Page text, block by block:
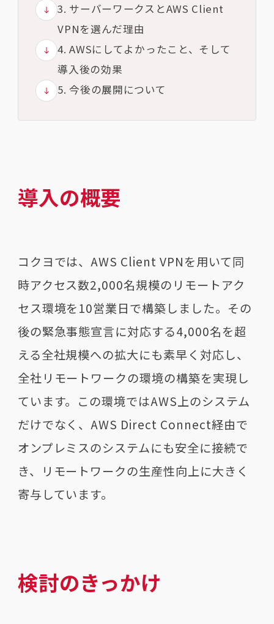
3. サーバーワークスとAWS Client
VPNを選んだ理由
4. AWSにしてよかったこと、そして
導入後の効果
5. 今後の展開について
導入の概要
コクヨでは、AWS Client VPNを用いて同
時アクセス数2,000名規模のリモートアク
セス環境を10営業日で構築しました。その
後の緊急事態宣言に対応する4,000名を超
える全社規模への拡大にも素早く対応し、
全社リモートワークの環境の構築を実現し
ています。この環境ではAWS上のシステム
だけでなく、AWS Direct Connect経由で
オンプレミスのシステムにも安全に接続で
き、リモートワークの生産性向上に大きく
寄与しています。
検討のきっかけ